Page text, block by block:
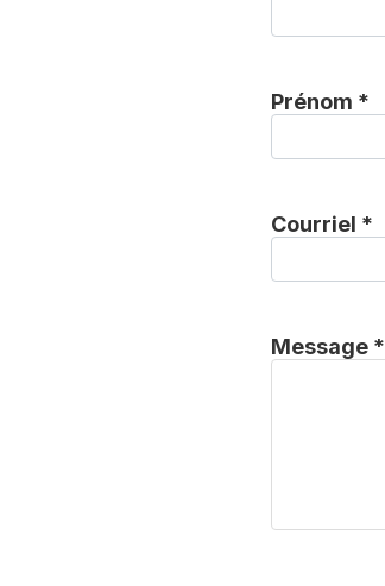
Prénom *
Courriel *
Message *